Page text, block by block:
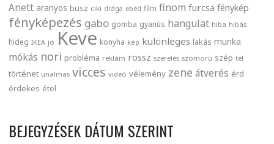
Anett aranyos busz ciki drága ebéd film finom furcsa fénykép
fényképezés gabo gomba gyanús hangulat hiba hibás
hideg IKEA jó Keve konyha kép különleges lakás munka
mókás nori probléma reklám rossz szerelés szomorú szép tél
történet unalmas vicces videó vélemény zene átverés érd
érdekes étel
BEJEGYZÉSEK DÁTUM SZERINT